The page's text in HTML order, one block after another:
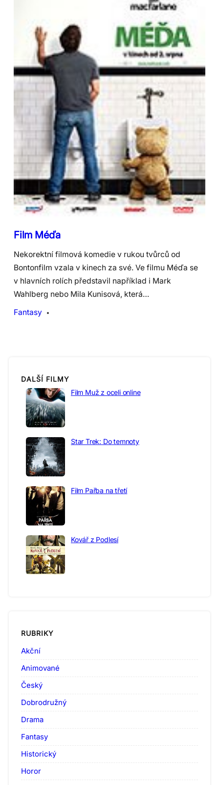
Film Méďa
Nekorektní filmová komedie v rukou tvůrců od
Bontonfilm vzala v kinech za své. Ve filmu Méďa se
v hlavních rolích představil například i Mark
Wahlberg nebo Mila Kunisová, která…
Fantasy
DALŠÍ FILMY
Film Muž z oceli online
Star Trek: Do temnoty
Film Pařba na třetí
Kovář z Podlesí
RUBRIKY
Akční
Animované
Český
Dobrodružný
Drama
Fantasy
Historický
Horor